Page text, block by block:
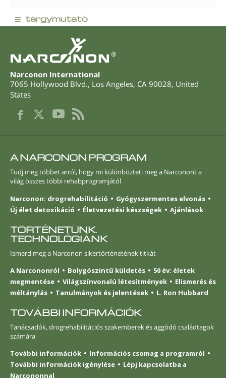
≡ tárgymutató
®
Narconon International
7065 Hollywood Blvd., Los Angeles, CA 90028, United
States
A NARCONON PROGRAM
Tudj meg többet arról, hogy mi különbözteti meg a Narconont a
világ összes többi rehabprogramjától
Narconon: drogrehabilitáció
Gyógyszermentes elvonás
Új élet detoxikáció
Életvezetési készségek Ajánlások
TÖRTÉNETÜNK.
TECHNOLÓGIÁNK
Ismerd meg a Narconon sikertörténetének titkát
A Narcononról
Bolygószintű küldetés
50 év: életek
megmentése
Világszínvonalú létesítmények
Elismerés és
méltánylás
Tanulmányok és jelentések L. Ron Hubbard
TOVÁBBI INFORMÁCIÓK
Tanácsadók, drogrehabilitációs szakemberek és aggódó családtagok
számára
További információk
Információs csomag a programról
További információk igénylése
Lépj kapcsolatba a
Narcononnal